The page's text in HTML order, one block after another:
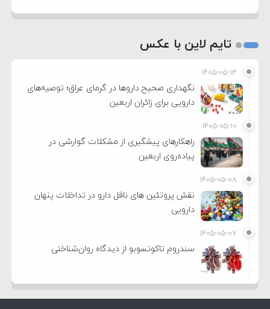
تایم لاین با عکس
۱۴۰۵-۰۵-۱۳
نگهداری صحیح داروها در گرمای عراق؛ توصیه‌های
دارویی برای زائران اربعین
۱۴۰۵-۰۵-۱۰
راهکارهای پیشگیری از مشکلات گوارشی در
پیاده‌روی اربعین
۱۴۰۵-۰۵-۰۸
نقش پروتئین های ناقل دارو در تداخلات پنهان
دارویی
۱۴۰۵-۰۵-۰۷
سندروم تاکوتسوبو از دیدگاه روان‌شناختی